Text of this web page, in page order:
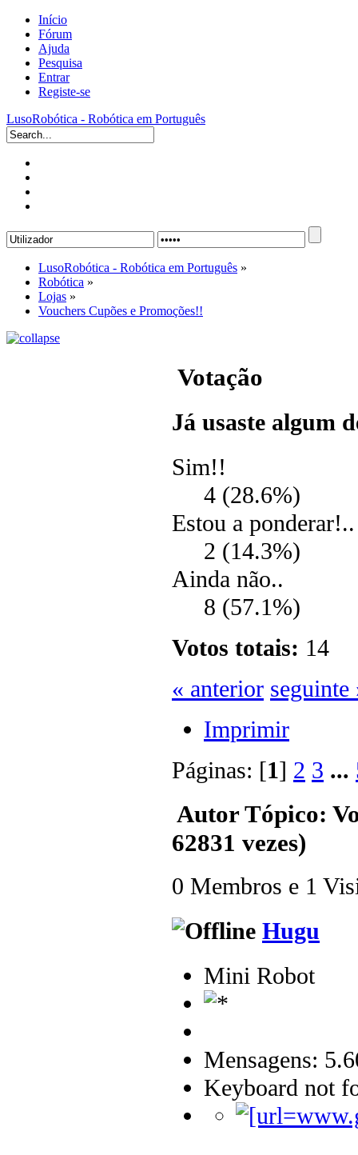
Início
Fórum
Ajuda
Pesquisa
Entrar
Registe-se
LusoRobótica - Robótica em Português
LusoRobótica - Robótica em Português »
Robótica »
Lojas »
Vouchers Cupões e Promoções!!
Votação
Já usaste algum
Sim!!
4 (28.6%)
Estou a ponderar!..
2 (14.3%)
Ainda não..
8 (57.1%)
Votos totais: 14
« anterior seguinte
Imprimir
Páginas: [1] 2 3 ...
AutorTópico:
62831 vezes)
0 Membros e 1
Hugu
Mini Robot
Mensagens:
Keyboard not